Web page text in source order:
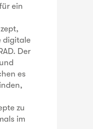
ein
digitale
Der
es
zu
im